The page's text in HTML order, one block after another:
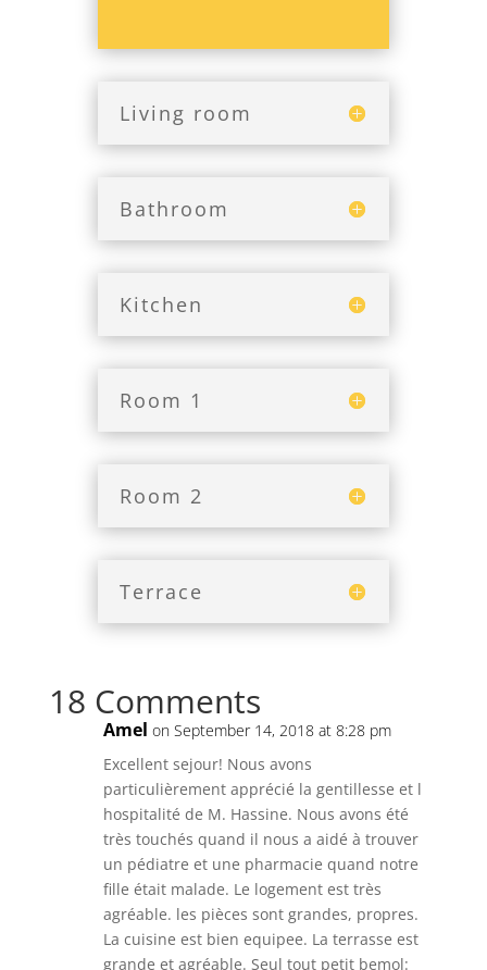
Living room
Bathroom
Kitchen
Room 1
Room 2
Terrace
18 Comments
Amel on September 14, 2018 at 8:28 pm
Excellent sejour! Nous avons
particulièrement apprécié la gentillesse et l
hospitalité de M. Hassine. Nous avons été
très touchés quand il nous a aidé à trouver
un pédiatre et une pharmacie quand notre
fille était malade. Le logement est très
agréable. les pièces sont grandes, propres.
La cuisine est bien equipee. La terrasse est
grande et agréable. Seul tout petit bemol: